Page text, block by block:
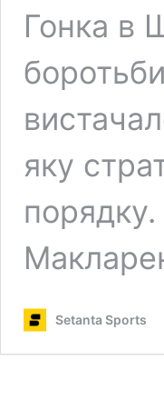
Гонка в
яку
Setanta Sports